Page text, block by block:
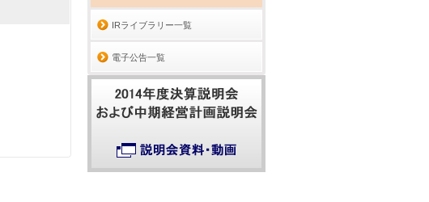
IRライブラリー一覧
電子公告一覧